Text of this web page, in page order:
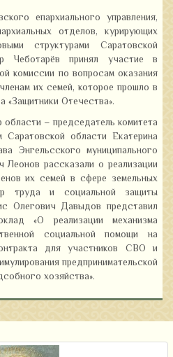
епархиального управления,
отделов, курирующих
структурами Саратовской
Чеботарёв принял участие в
комиссии по вопросам оказания
их семей, которое прошло в
«Защитники Отечества».
– председатель комитета
области Екатерина
Энгельсского муниципального
Леонов рассказали о реализации
их семей в сфере земельных
труда и социальной защиты
Олегович Давыдов представил
«О реализации механизма
социальной помощи на
для участников СВО и
предпринимательской
хозяйства».